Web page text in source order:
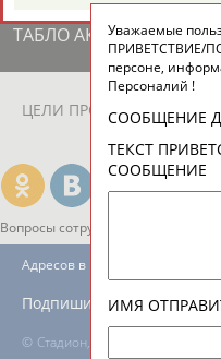
ТАБЛО АКТИВНОСТИ
ЦЕЛИ ПРОЕКТА
Вопросы сотрудничества и
© Стадион, 1998-2026
Адресов в новостной рассылке:
Подпишись
Уважаемые
ПРИВЕТСТВИЕ/
персоне,
Персоналий !
СООБЩЕНИЕ
ТЕКСТ
СООБЩЕНИЕ
ИМЯ